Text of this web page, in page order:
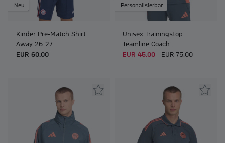
Neu
Kinder Pre-Match Shirt
Away 26-27
EUR 60.00
Personalisierbar
Unisex Trainingstop
Teamline Coach
EUR 45.00
EUR 75.00